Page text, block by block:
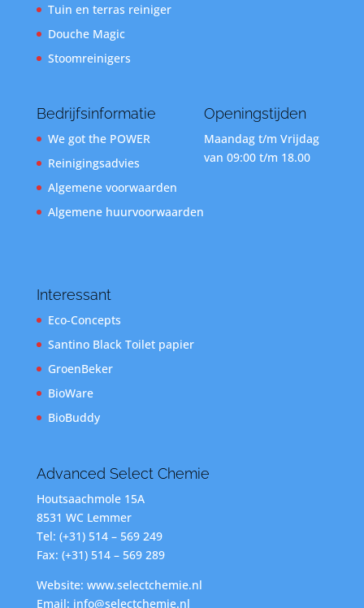
Tuin en terras reiniger
Douche Magic
Stoomreinigers
Bedrijfsinformatie
We got the POWER
Reinigingsadvies
Algemene voorwaarden
Algemene huurvoorwaarden
Openingstijden
Maandag t/m Vrijdag
van 09:00 t/m 18.00
Interessant
Eco-Concepts
Santino Black Toilet papier
GroenBeker
BioWare
BioBuddy
Advanced Select Chemie
Houtsaachmole 15A
8531 WC Lemmer
Tel: (+31) 514 – 569 249
Fax: (+31) 514 – 569 289
Website: www.selectchemie.nl
Email: info@selectchemie.nl